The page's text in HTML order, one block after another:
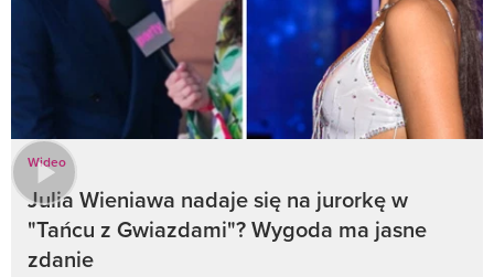
Wideo
Julia Wieniawa nadaje się na jurorkę w
"Tańcu z Gwiazdami"? Wygoda ma jasne
zdanie